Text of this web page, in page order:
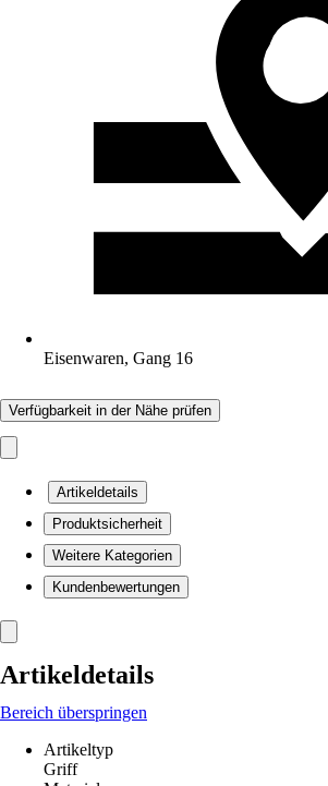
Eisenwaren, Gang 16
Verfügbarkeit in der Nähe prüfen
Artikeldetails
Produktsicherheit
Weitere Kategorien
Kundenbewertungen
Artikeldetails
Bereich überspringen
Artikeltyp
Griff